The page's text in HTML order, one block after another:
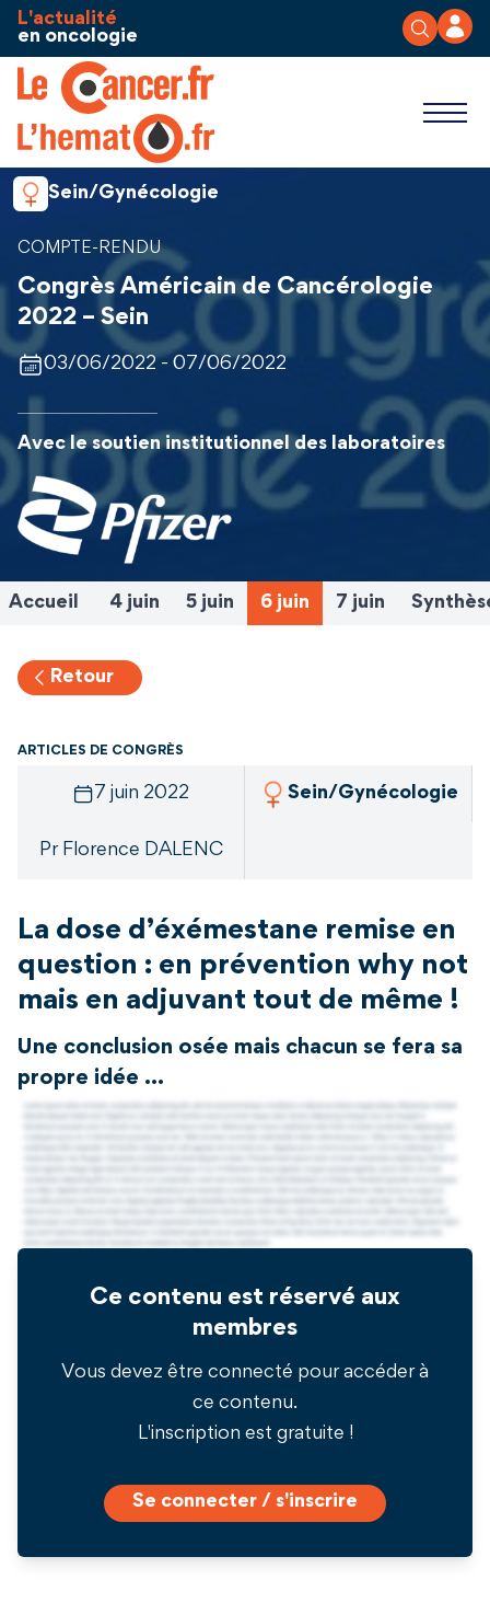
Aller au contenu
L'actualité
en oncologie
Sein/Gynécologie
COMPTE-RENDU
Congrès Américain de Cancérologie
2022 – Sein
03/06/2022 - 07/06/2022
Avec le soutien institutionnel des laboratoires
Accueil 4 juin 5 juin 6 juin 7 juin
Retour
ARTICLES DE CONGRÈS
7 juin 2022 Sein/Gynécologie
Pr Florence DALENC
La dose d’éxémestane remise en
question : en prévention why not
mais en adjuvant tout de même !
Une conclusion osée mais chacun se fera sa
propre idée ...
Ce contenu est réservé aux
membres
Vous devez être connecté pour accéder à
ce contenu.
L'inscription est gratuite !
Se connecter / s'inscrire
Panneau de gestion des cookies